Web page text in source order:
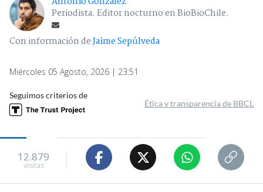
Periodista. Editor nocturno en BioBioChile.
Con información deJaime Sepúlveda
Miércoles 05 Agosto, 2026 | 23:51
Seguimos criterios de
Ética y transparencia de BBCL
12.879
visitas